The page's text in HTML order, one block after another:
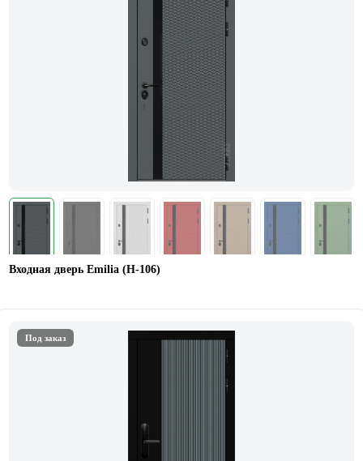
Входная дверь Emilia (H-106)
Под заказ